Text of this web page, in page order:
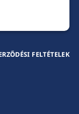
FELTÉTELEK